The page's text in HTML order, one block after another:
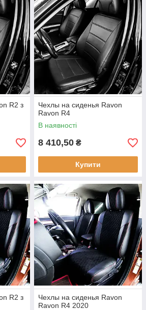
R2 з
Чехлы на сиденья Ravon
Ravon R4
В наявності
8 410,50 ₴
Купити
R2 з
Чехлы на сиденья Ravon
Ravon R4 2020